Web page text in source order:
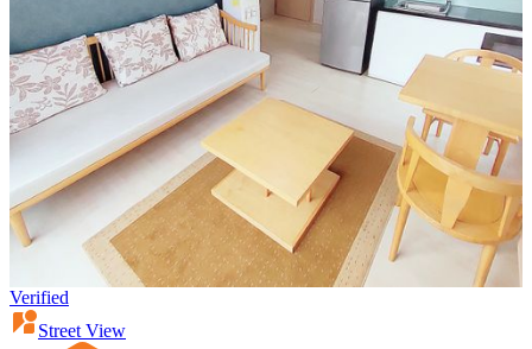
Verified
Street View